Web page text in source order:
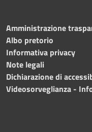
Amministrazione
Albo pretorio
Informativa privacy
Note legali
Dichiarazione di
Videosorveglianza -